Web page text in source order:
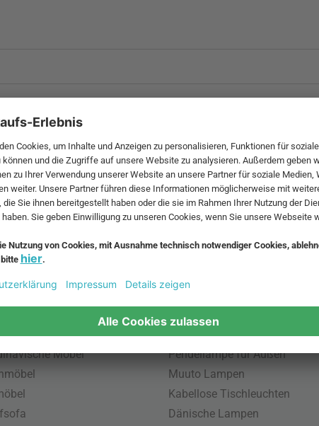
und zzgl.
Möbel
Beliebte Leuchten
Pendellampe für Außen
Muuto Lampen
Kabellose Tischleuchten
Dänische Lampen